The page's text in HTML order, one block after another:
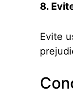
8.
Evite